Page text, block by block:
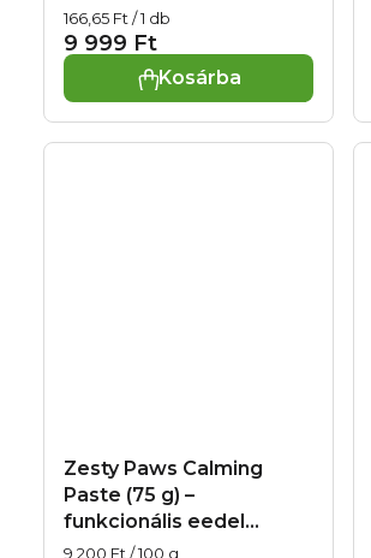
– funkcionális eledel
idősebb kutyák számára
az immunrendszer
támogatására és
allergiák esetén, exp.
07.10.2026
9 999 Ft
Egységár:
166,65 Ft / 1 db
Kosárba
Zesty Paws Calming
Paste (75 g) –
funkcionális eedel
macskáknak a nyugalom
Egységár:
9 200 Ft / 100 g